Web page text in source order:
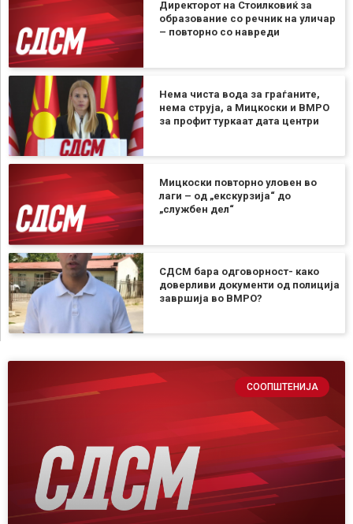
Директорот на Стоилковиќ за
образование со речник на уличар
– повторно со навреди
Нема чиста вода за граѓаните,
нема струја, а Мицкоски и ВМРО
за профит туркаат дата центри
Мицкоски повторно уловен во
лаги – од „екскурзија“ до
„службен дел“
СДСМ бара одговорност- како
доверливи документи од полиција
завршија во ВМРО?
СООПШТЕНИЈА